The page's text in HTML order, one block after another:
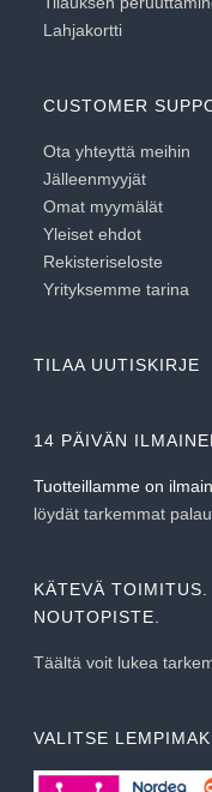
Lahjakortti
CUSTOMER
Ota yhteyttä meihin
Jälleenmyyjät
Omat myymälät
Yleiset ehdot
Rekisteriseloste
Yrityksemme tarina
TILAA UUTISKIRJE
14 PÄIVÄN
Tuotteillamme on
löydät tarkemmat
KÄTEVÄ
NOUTOPISTE.
Täältä voit lukea
VALITSE